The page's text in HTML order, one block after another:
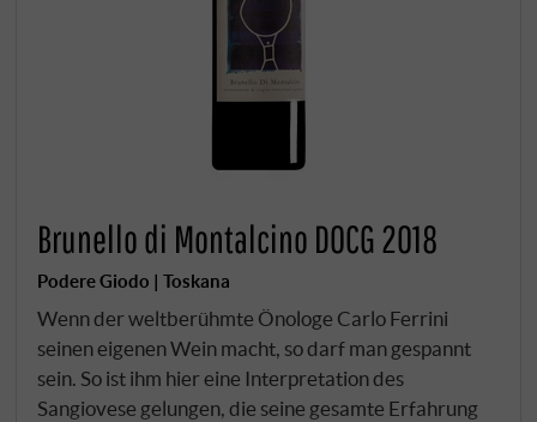
Brunello di Montalcino DOCG 2018
Podere Giodo | Toskana
Wenn der weltberühmte Önologe Carlo Ferrini
seinen eigenen Wein macht, so darf man gespannt
sein. So ist ihm hier eine Interpretation des
Sangiovese gelungen, die seine gesamte Erfahrung